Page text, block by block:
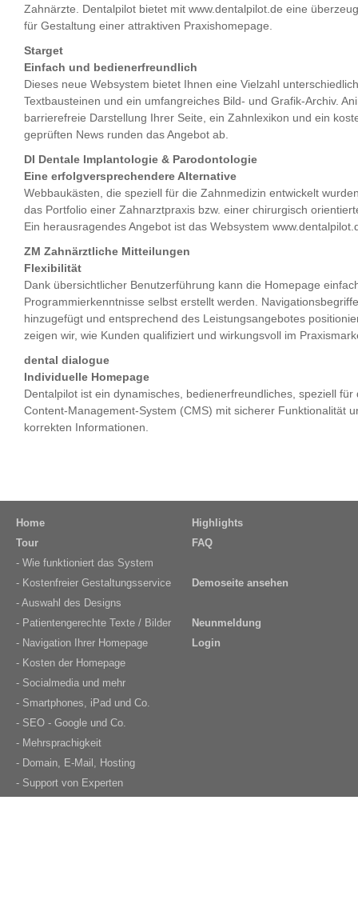
Zahnärzte. Dentalpilot bietet mit www.dentalpilot.de eine
für Gestaltung einer attraktiven Praxishomepage.
Starget
Einfach und bedienerfreundlich
Dieses neue Websystem bietet Ihnen eine Vielzahl
Textbausteinen und ein umfangreiches Bild- und Grafik-Archiv.
barrierefreie Darstellung Ihrer Seite, ein Zahnlexikon und ein
geprüften News runden das Angebot ab.
DI Dentale Implantologie & Parodontologie
Eine erfolgversprechendere Alternative
Webbaukästen, die speziell für die Zahnmedizin entwickelt
das Portfolio einer Zahnarztpraxis bzw. einer chirurgisch
Ein herausragendes Angebot ist das Websystem
ZM Zahnärztliche Mitteilungen
Flexibilität
Dank übersichtlicher Benutzerführung kann die Homepage
Programmierkenntnisse selbst erstellt werden.
hinzugefügt und entsprechend des Leistungsangebotes
zeigen wir, wie Kunden qualifiziert und wirkungsvoll im
dental dialogue
Individuelle Homepage
Dentalpilot ist ein dynamisches, bedienerfreundliches, speziell
Content-Management-System (CMS) mit sicherer Funktionalität
korrekten Informationen.
Home
Tour
- Wie funktioniert das System
- Kostenfreier Gestaltungsservice
- Auswahl des Designs
- Patientengerechte Texte / Bilder
- Navigation Ihrer Homepage
- Kosten der Homepage
- Socialmedia und mehr
- Smartphones, iPad und Co.
- SEO - Google und Co.
- Mehrsprachigkeit
- Domain, E-Mail, Hosting
- Support von Experten
Highlights
FAQ
Demoseite ansehen
Neunmeldung
Login